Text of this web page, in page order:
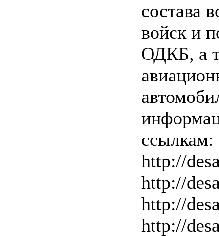
состава
войск и
ОДКБ, а
ссылкам:
http://
http://
http://
http://